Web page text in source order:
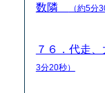
数隣
（約5分
７６．代走
3分20秒）